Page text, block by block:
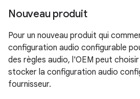
Nouveau produit
Pour un nouveau produit qui
configuration audio configurable
des règles audio, l'OEM peut
stocker la configuration audio
fournisseur.